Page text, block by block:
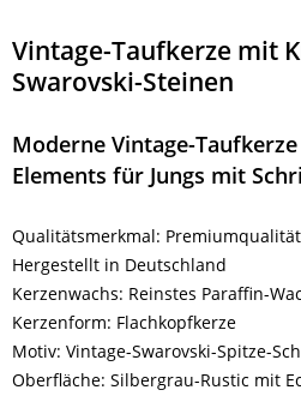
Vintage-Taufkerze mit
Swarovski-Steinen
Moderne Vintage-
Elements für Jungs mit
Qualitätsmerkmal:
Hergestellt in Deutschland
Kerzenwachs: Reinstes Paraffin-
Kerzenform: Flachkopfkerze
Motiv: Vintage-Swarovski-Spitze-
Oberfläche: Silbergrau-Rustic mit